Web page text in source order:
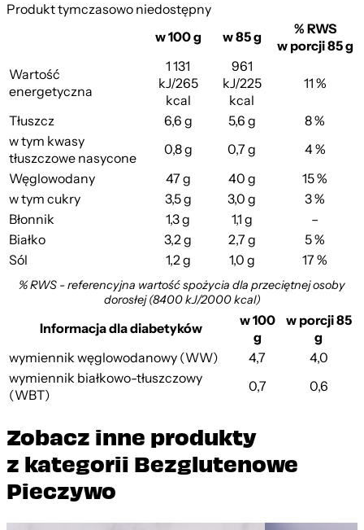
Produkt tymczasowo niedostępny
w 100 g
w 85 g
% RWS
w porcji 85 g
Wartość
energetyczna
1 131
kJ/265
kcal
961
kJ/225
kcal
11 %
Tłuszcz 6,6 g 5,6 g
8 %
w tym kwasy
tłuszczowe nasycone
0,8 g 0,7 g
4 %
Węglowodany
47 g 40 g
15 %
w tym cukry
3,5 g 3,0 g
3 %
Błonnik
1,3 g 1,1 g
–
Białko
3,2 g 2,7 g
5 %
Sól
1,2 g 1,0 g 17 %
% RWS - referencyjna wartość spożycia dla przeciętnej osoby
dorosłej (8400 kJ/2000 kcal)
Informacja dla diabetyków
w 100
g
w porcji 85
g
wymiennik węglowodanowy (WW)
4,7
4,0
wymiennik białkowo-tłuszczowy
(WBT)
0,7 0,6
Zobacz inne produkty
z kategorii Bezglutenowe
Pieczywo